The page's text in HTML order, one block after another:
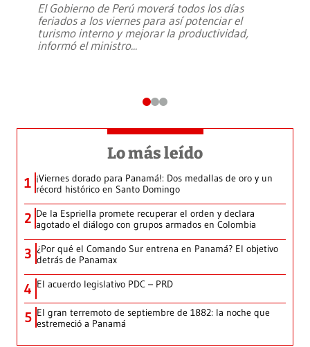
El Gobierno de Perú moverá todos los días
feriados a los viernes para así potenciar el
turismo interno y mejorar la productividad,
informó el ministro...
Lo más leído
1 ¡Viernes dorado para Panamá!: Dos medallas de oro y un
récord histórico en Santo Domingo
2 De la Espriella promete recuperar el orden y declara
agotado el diálogo con grupos armados en Colombia
3 ¿Por qué el Comando Sur entrena en Panamá? El objetivo
detrás de Panamax
4 El acuerdo legislativo PDC – PRD
5 El gran terremoto de septiembre de 1882: la noche que
estremeció a Panamá